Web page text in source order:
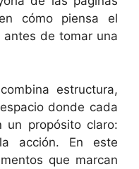
cómo piensa el
de tomar una
estructura,
donde cada
un propósito claro:
acción. En este
que marcan